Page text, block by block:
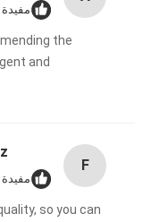
مفيدة
the
and
F
مفيدة
so you can